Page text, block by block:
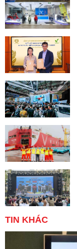
TIN KHÁC